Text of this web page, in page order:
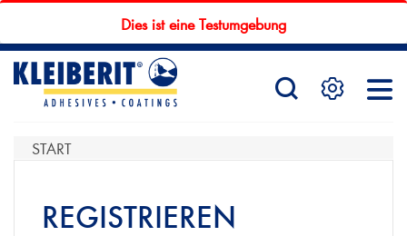
Dies ist eine Testumgebung
STARTSEITE
SERVICE
START
REGISTRIEREN